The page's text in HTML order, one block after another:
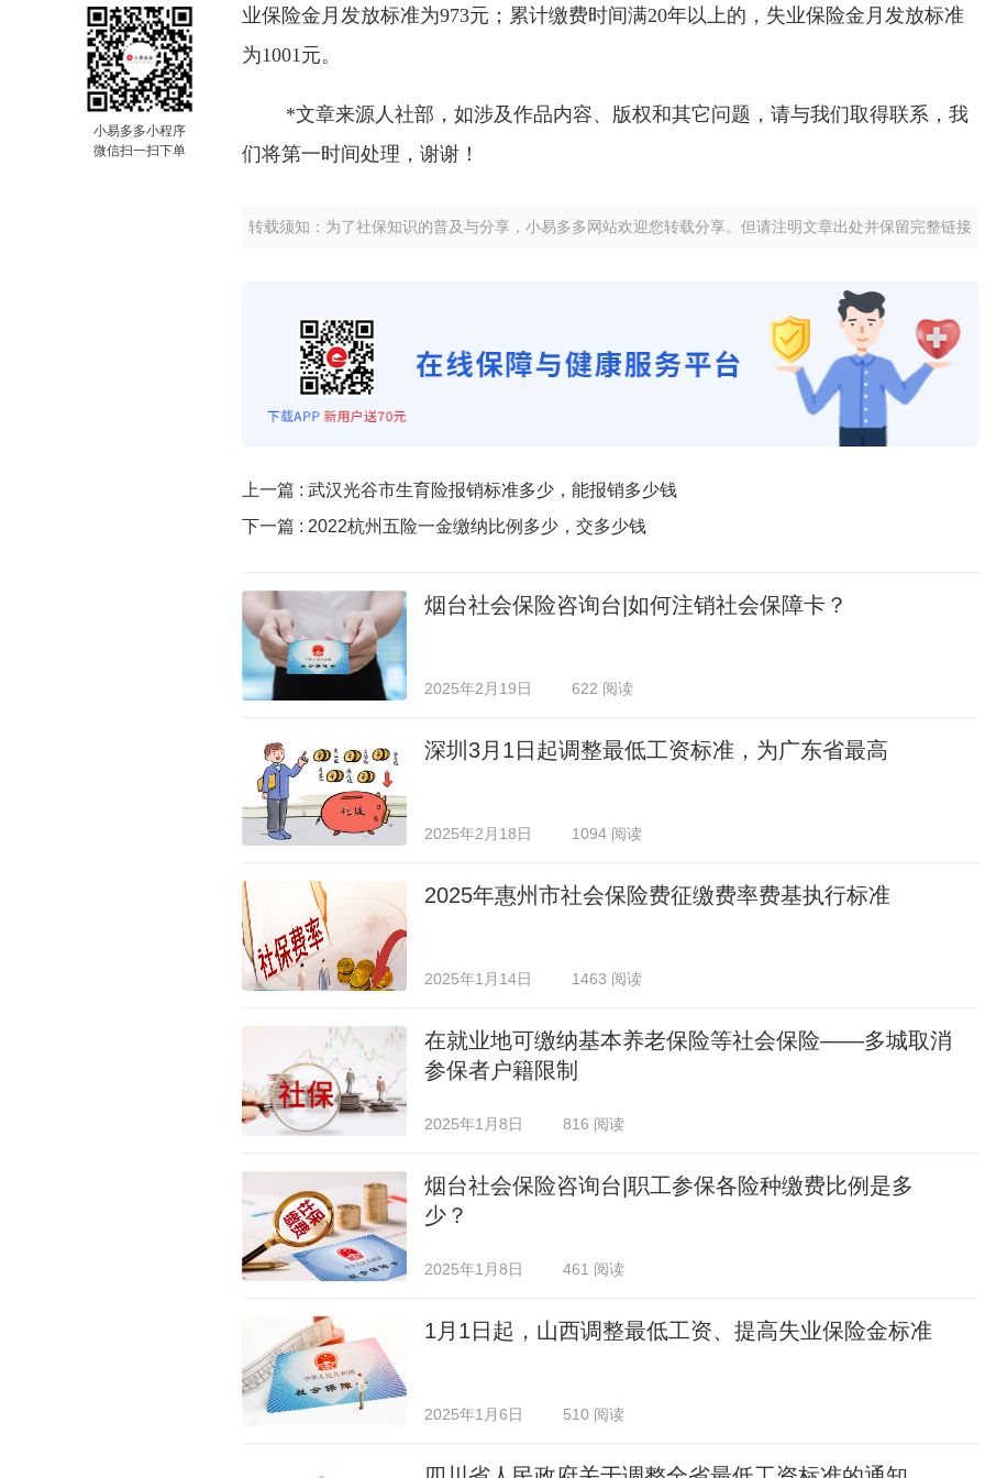
小易多多小程序
微信扫一扫下单
业保险金月发放标准为973元；累计缴费时间满20年以上的，失业保险金月发放标准
为1001元。
*文章来源人社部，如涉及作品内容、版权和其它问题，请与我们取得联系，我
们将第一时间处理，谢谢！
转载须知：为了社保知识的普及与分享，小易多多网站欢迎您转载分享。但请注明文章出处并保留完整链接
上一篇 : 武汉光谷市生育险报销标准多少，能报销多少钱
下一篇 : 2022杭州五险一金缴纳比例多少，交多少钱
烟台社会保险咨询台|如何注销社会保障卡？
2025年2月19日 622 阅读
深圳3月1日起调整最低工资标准，为广东省最高
2025年2月18日 1094 阅读
2025年惠州市社会保险费征缴费率费基执行标准
2025年1月14日 1463 阅读
在就业地可缴纳基本养老保险等社会保险——多城取消
参保者户籍限制
2025年1月8日 816 阅读
烟台社会保险咨询台|职工参保各险种缴费比例是多
少？
2025年1月8日 461 阅读
1月1日起，山西调整最低工资、提高失业保险金标准
2025年1月6日 510 阅读